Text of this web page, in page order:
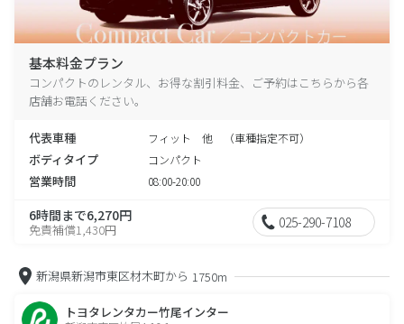
基本料金プラン
コンパクトのレンタル、お得な割引料金、ご予約はこちらから各
店舗お電話ください。
代表車種 フィット 他 （車種指定不可）
ボディタイプ コンパクト
営業時間 08:00-20:00
6時間まで6,270円
免責補償1,430円 025-290-7108
新潟県新潟市東区材木町から 1750m
トヨタレンタカー竹尾インター